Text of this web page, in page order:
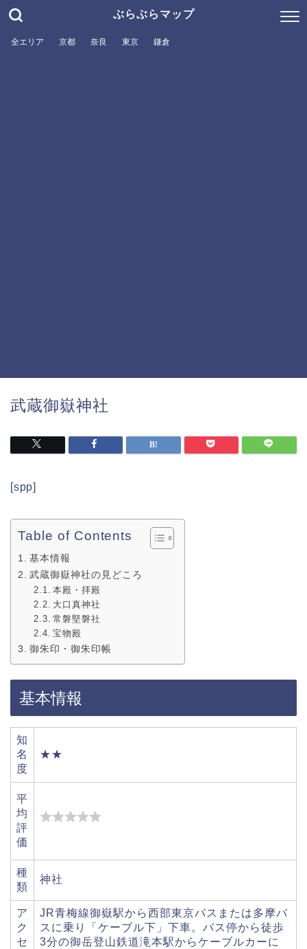
ぶらぶらマップ
全エリア 京都 奈良 東京 鎌倉
武蔵御嶽神社
[spp]
Table of Contents
基本情報
武蔵御嶽神社の見どころ
本殿・拝殿
大口真神社
常磐堅磐社
宝物殿
御朱印・御朱印帳
基本情報
知
名
度
★★
平
均
評
価
種
類
神社
ア
ク
セ
JR青梅線御嶽駅から西部東京バスまたは多摩バ
スに乗り「ケーブル下」下車。バス停から徒歩
3分の御岳登山鉄道滝本駅からケーブルカーに